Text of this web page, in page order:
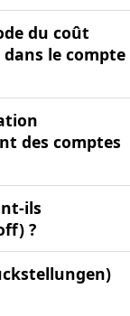
du coût
le compte
des comptes
ils
?